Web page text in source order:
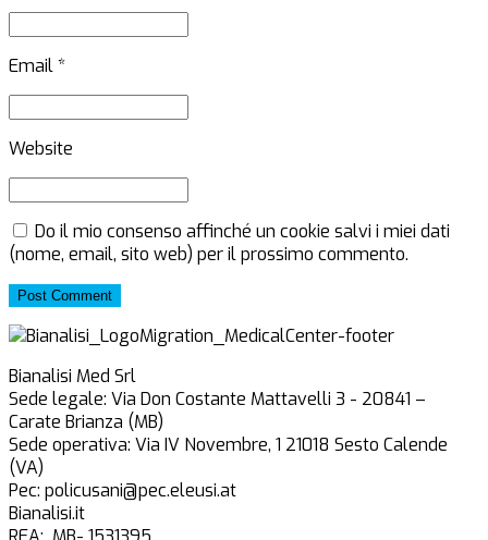
Email *
Website
Do il mio consenso affinché un cookie salvi i miei dati
(nome, email, sito web) per il prossimo commento.
Post Comment
Bianalisi Med Srl
Sede legale: Via Don Costante Mattavelli 3 - 20841 –
Carate Brianza (MB)
Sede operativa: Via IV Novembre, 1 21018 Sesto Calende
(VA)
Pec: policusani@pec.eleusi.at
Bianalisi.it